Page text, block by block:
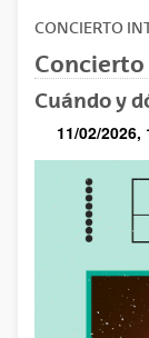
CONCIERTO
Concierto
Cuándo y
11/02/2026,